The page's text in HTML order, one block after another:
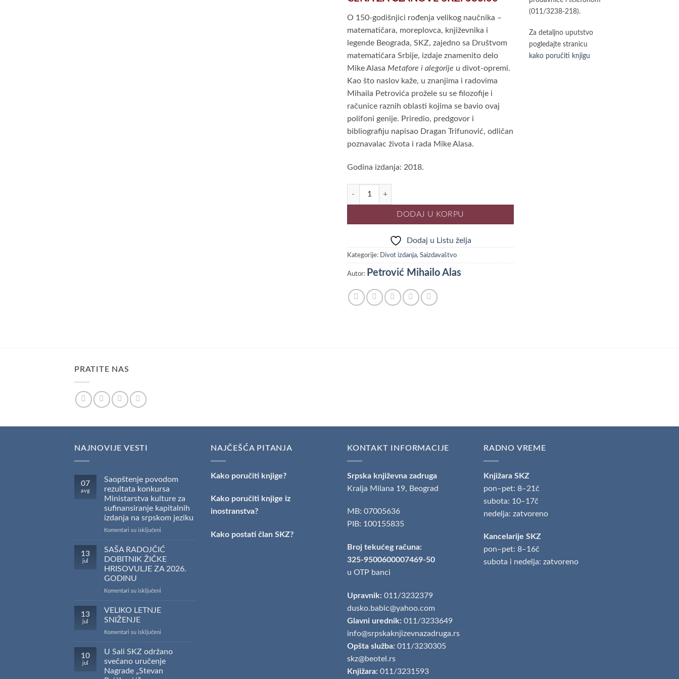
bila:
980.00 рсд.
600.00 рсд.
O 150-godišnjici rođenja velikog naučnika –
matematičara, moreplovca, književnika i
legende Beograda, SKZ, zajedno sa Društvom
matematičara Srbije, izdaje znamenito delo
Mike Alasa Metafore i alegorije u divot-opremi.
Kao što naslov kaže, u znanjima i radovima
Mihaila Petrovića prožele su se filozofije i
računice raznih oblasti kojima se bavio ovaj
polifoni genije. Priredio, predgovor i
bibliografiju napisao Dragan Trifunović, odličan
poznavalac života i rada Mike Alasa.
Godina izdanja: 2018.
METAFORE I ALEGORIJE, Mihailo Petrović Alas količina
DODAJ U KORPU
Dodaj u Listu želja
Kategorije: Divot izdanja, Saizdavaštvo
Autor: Petrović Mihailo Alas
(011/3238-218).
Za detaljno uputstvo
pogledajte stranicu
kako poručiti knjigu
PRATITE NAS
NAJNOVIJE VESTI
07
avg
Saopštenje povodom
rezultata konkursa
Ministarstva kulture za
sufinansiranje kapitalnih
izdanja na srpskom jeziku
Komentari su isključeni
povodom
rezultata
Ministarstva
kapitalnih
13
jul
SAŠA RADOJČIĆ
DOBITNIK ŽIČKE
HRISOVULJE ZA 2026.
GODINU
Komentari su isključeni
RADOJČIĆ
2026.
GODINU
13
jul
VELIKO LETNJE
SNIŽENJE
Komentari su isključeni
SNIŽENJE
10
jul
U Sali SKZ održano
svečano uručenje
Nagrade „Stevan
NAJČEŠĆA PITANJA
Kako poručiti knjige?
Kako poručiti knjige iz
inostranstva?
Kako postati član SKZ?
KONTAKT INFORMACIJE
Srpska književna zadruga
Kralja Milana 19, Beograd
MB: 07005636
PIB: 100155835
Broj tekućeg računa:
325-9500600007469-50
u OTP banci
Upravnik: 011/3232379
dusko.babic@yahoo.com
Glavni urednik: 011/3233649
info@srpskaknjizevnazadruga.rs
Opšta služba: 011/3230305
skz@beotel.rs
Knjižara: 011/3231593
RADNO VREME
Knjižara SKZ
pon‒pet: 8‒21č
subota: 10‒17č
nedelja: zatvoreno
Kancelarije SKZ
pon‒pet: 8‒16č
subota i nedelja: zatvoreno